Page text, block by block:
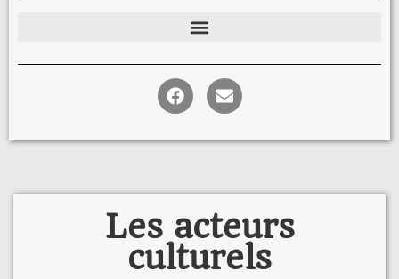
Les acteurs
culturels